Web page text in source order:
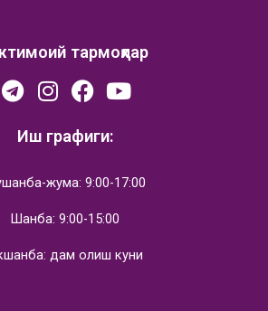
тармоқлар
Иш графиги:
жума: 9:00-17:00
Шанба: 9:00-15:00
дам олиш куни